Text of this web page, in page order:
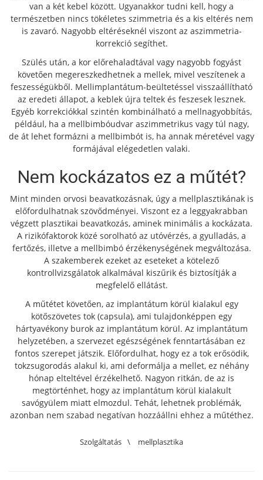
van a két kebel között. Ugyanakkor tudni kell, hogy a
természetben nincs tökéletes szimmetria és a kis eltérés nem
is zavaró. Nagyobb eltéréseknél viszont az aszimmetria-
korrekció segíthet.
Szülés után, a kor előrehaladtával vagy nagyobb fogyást
követően megereszkedhetnek a mellek, mivel veszítenek a
feszességükből. Mellimplantátum-beültetéssel visszaállítható
az eredeti állapot, a keblek újra teltek és feszesek lesznek.
Egyéb korrekciókkal szintén kombinálható a mellnagyobbítás,
például, ha a mellbimbóudvar aszimmetrikus vagy túl nagy,
de át lehet formázni a mellbimbót is, ha annak méretével vagy
formájával elégedetlen valaki.
Nem kockázatos ez a műtét?
Mint minden orvosi beavatkozásnak, úgy a mellplasztikának is
előfordulhatnak szövődményei. Viszont ez a leggyakrabban
végzett plasztikai beavatkozás, aminek minimális a kockázata.
A rizikófaktorok közé sorolható az utóvérzés, a gyulladás, a
fertőzés, illetve a mellbimbó érzékenységének megváltozása.
A szakemberek ezeket az eseteket a kötelező
kontrollvizsgálatok alkalmával kiszűrik és biztosítják a
megfelelő ellátást.
A műtétet követően, az implantátum körül kialakul egy
kötőszövetes tok (capsula), ami tulajdonképpen egy
hártyavékony burok az implantátum körül. Az implantátum
helyzetében, a szervezet egészségének fenntartásában ez
fontos szerepet játszik. Előfordulhat, hogy ez a tok erősödik,
tokzsugorodás alakul ki, ami deformálja a mellet, ez néhány
hónap elteltével érzékelhető. Nagyon ritkán, de az is
megtörténhet, hogy az implantátum körül kialakult
savógyülem miatt elmozdul. Tehát, lehetnek problémák,
azonban nem szabad negatívan hozzáállni ehhez a műtéthez.
Szolgáltatás \ mellplasztika